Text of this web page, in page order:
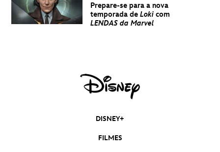
Prepare-se para a nova
temporada de Loki com
LENDAS da Marvel
DISNEY+
FILMES